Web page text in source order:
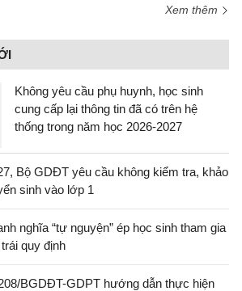
Xem thêm
Không yêu cầu phụ huynh, học sinh
cung cấp lại thông tin đã có trên hệ
thống trong năm học 2026-2027
Bộ GDĐT yêu cầu không kiểm tra, khảo
sinh vào lớp 1
nghĩa “tự nguyện” ép học sinh tham gia
quy định
BGDĐT-GDPT hướng dẫn thực hiện